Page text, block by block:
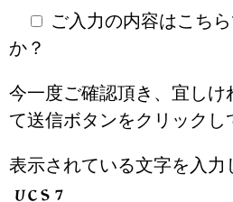
ご入力の内容はこち
か？
今一度ご確認頂き、宜し
て送信ボタンをクリックし
表示されている文字を入